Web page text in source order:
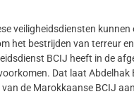
veiligheidsdiensten
het bestrijden van terreur
BCIJ heeft in de
Dat laat Abdelhak
de Marokkaanse BCIJ